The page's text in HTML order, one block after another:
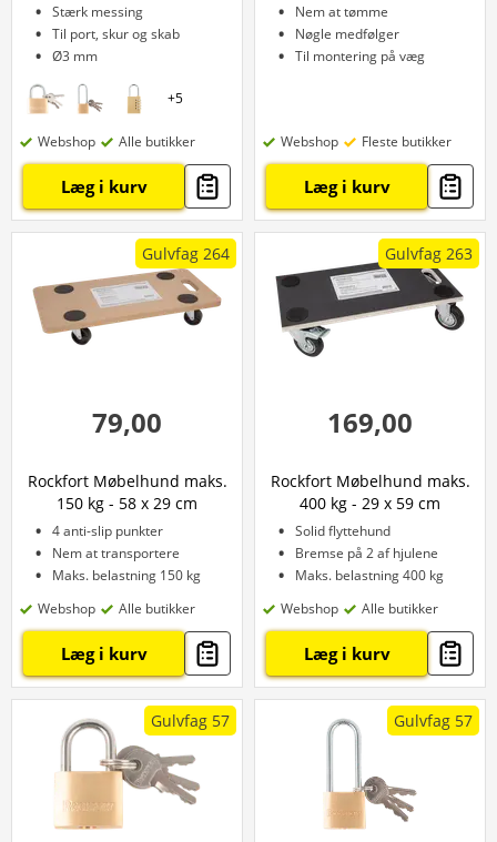
Stærk messing
Til port, skur og skab
Ø3 mm
+5
Webshop Alle butikker
Læg i kurv
Nem at tømme
Nøgle medfølger
Til montering på væg
Webshop Fleste butikker
Læg i kurv
Gulvfag 264
79,00
Rockfort Møbelhund maks.
150 kg - 58 x 29 cm
4 anti-slip punkter
Nem at transportere
Maks. belastning 150 kg
Webshop
Alle butikker
Læg i kurv
Gulvfag 263
169,00
Rockfort Møbelhund maks.
400 kg - 29 x 59 cm
Solid flyttehund
Bremse på 2 af hjulene
Maks. belastning 400 kg
Webshop
Alle butikker
Læg i kurv
Gulvfag 57 Gulvfag 57